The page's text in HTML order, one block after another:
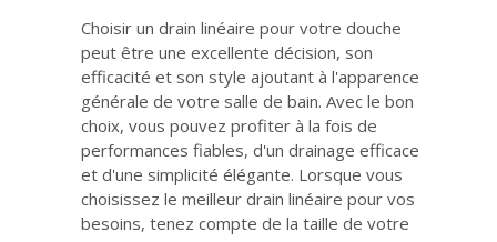
Choisir un drain linéaire pour votre douche
peut être une excellente décision, son
efficacité et son style ajoutant à l'apparence
générale de votre salle de bain. Avec le bon
choix, vous pouvez profiter à la fois de
performances fiables, d'un drainage efficace
et d'une simplicité élégante. Lorsque vous
choisissez le meilleur drain linéaire pour vos
besoins, tenez compte de la taille de votre